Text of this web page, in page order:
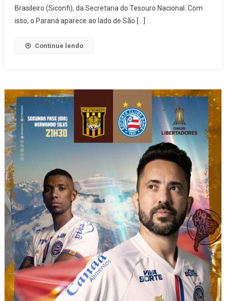
O
Terceiro
Resultado
Em
Brasileiro (Siconfi), da Secretaria do Tesouro Nacional. Com
isso, o Paraná aparece ao lado de São […]
Continue lendo